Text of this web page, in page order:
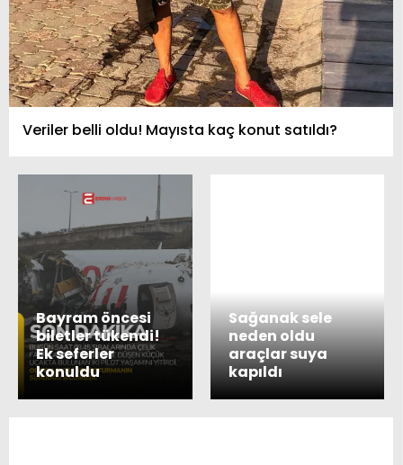
Veriler belli oldu! Mayısta kaç konut satıldı?
Bayram öncesi
biletler tükendi!
Ek seferler
konuldu
Sağanak sele
neden oldu
araçlar suya
kapıldı